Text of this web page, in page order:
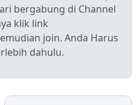
bergabung di Channel
klik link
join. Anda Harus
dahulu.